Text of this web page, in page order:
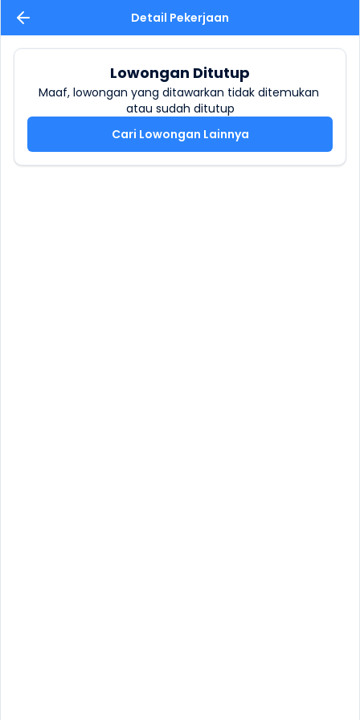
Detail Pekerjaan
Lowongan Ditutup
Maaf, lowongan yang ditawarkan tidak ditemukan
atau sudah ditutup
Cari Lowongan Lainnya